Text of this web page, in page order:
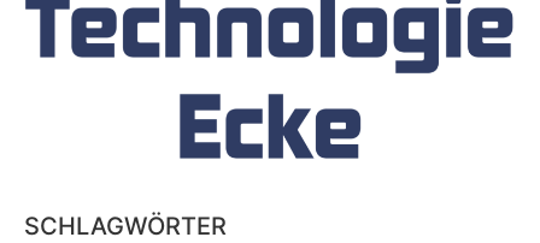
SCHLAGWÖRTER